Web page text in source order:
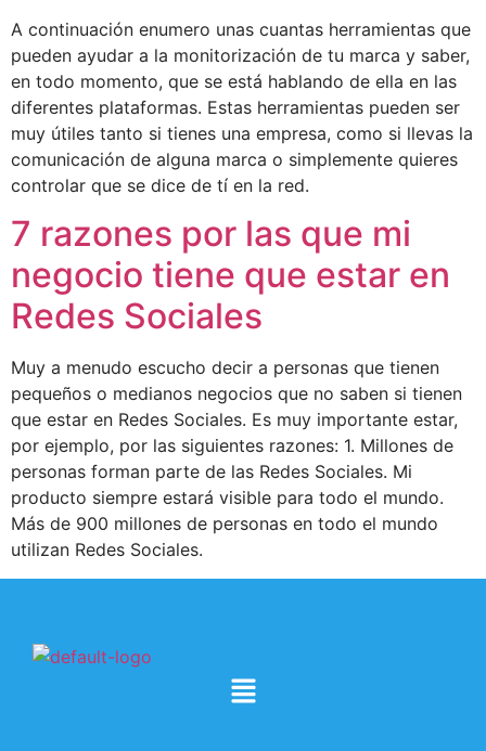
A continuación enumero unas cuantas herramientas que
pueden ayudar a la monitorización de tu marca y saber,
en todo momento, que se está hablando de ella en las
diferentes plataformas. Estas herramientas pueden ser
muy útiles tanto si tienes una empresa, como si llevas la
comunicación de alguna marca o simplemente quieres
controlar que se dice de tí en la red.
7 razones por las que mi
negocio tiene que estar en
Redes Sociales
Muy a menudo escucho decir a personas que tienen
pequeños o medianos negocios que no saben si tienen
que estar en Redes Sociales. Es muy importante estar,
por ejemplo, por las siguientes razones: 1. Millones de
personas forman parte de las Redes Sociales. Mi
producto siempre estará visible para todo el mundo.
Más de 900 millones de personas en todo el mundo
utilizan Redes Sociales.